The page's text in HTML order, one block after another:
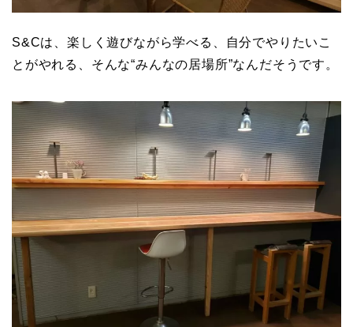
S&Cは、楽しく遊びながら学べる、自分でやりたいこ
とがやれる、そんな“みんなの居場所”なんだそうです。